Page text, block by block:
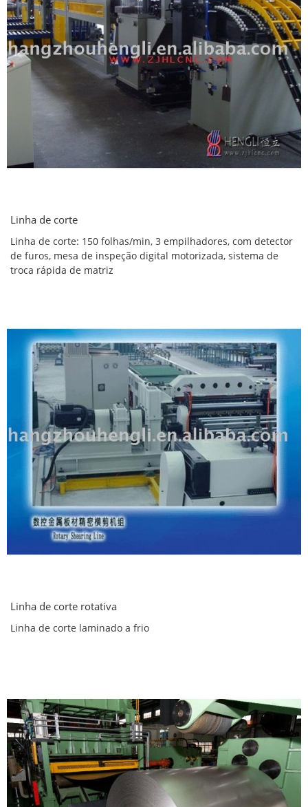
Linha de corte
Linha de corte: 150 folhas/min, 3 empilhadores, com detector
de furos, mesa de inspeção digital motorizada, sistema de
troca rápida de matriz
Linha de corte rotativa
Linha de corte laminado a frio